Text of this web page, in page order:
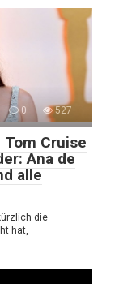
0 527
Cruise
Ana de
alle
die
hat,